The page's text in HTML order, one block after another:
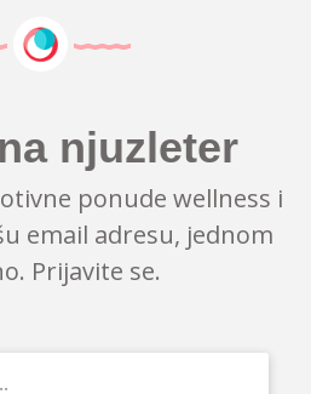
njuzleter
ponude wellness i
email adresu, jednom
Prijavite se.